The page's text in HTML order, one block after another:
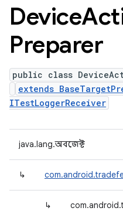
Device
Preparer
public class
extends
ITestLoggerReceiver
java.lang.অবজেক্ট
↳
↳